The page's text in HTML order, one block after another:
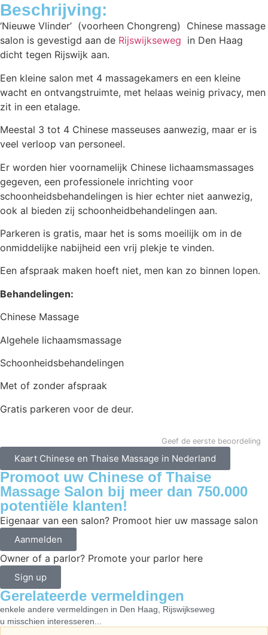
Beschrijving:
‘Nieuwe Vlinder’ (voorheen Chongreng) Chinese massage
salon is gevestigd aan de Rijswijkseweg in Den Haag
dicht tegen Rijswijk aan.
Een kleine salon met 4 massagekamers en een kleine
wacht en ontvangstruimte, met helaas weinig privacy, men
zit in een etalage.
Meestal 3 tot 4 Chinese masseuses aanwezig, maar er is
veel verloop van personeel.
Er worden hier voornamelijk Chinese lichaamsmassages
gegeven, een professionele inrichting voor
schoonheidsbehandelingen is hier echter niet aanwezig,
ook al bieden zij schoonheidbehandelingen aan.
Parkeren is gratis, maar het is soms moeilijk om in de
onmiddelijke nabijheid een vrij plekje te vinden.
Een afspraak maken hoeft niet, men kan zo binnen lopen.
Behandelingen:
Chinese Massage
Algehele lichaamsmassage
Schoonheidsbehandelingen
Met of zonder afspraak
Gratis parkeren voor de deur.
Geef de eerste beoordeling
Kaart Chinese en Thaise Massage in Nederland
Promoot uw Chinese of Thaise
Massage Salon bij meer dan 750.000
potentiële klanten!
Eigenaar van een salon? Promoot hier uw massage salon
Aanmelden
Owner of a parlor? Promote your parlor here
Sign up
Gerelateerde vermeldingen
enkele andere vermeldingen in Den Haag
Rijswijkseweg
u misschien interesseren...